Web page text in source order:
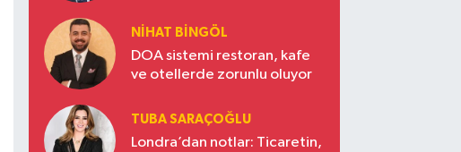
NIHAT BINGÖL
DOA sistemi restoran, kafe
ve otellerde zorunlu oluyor
TUBA SARAÇOĞLU
Londra’dan notlar: Ticaretin,